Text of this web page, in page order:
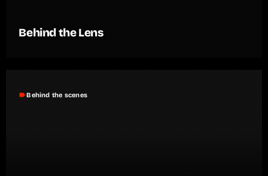
Behind the Lens
labelBehind the scenes